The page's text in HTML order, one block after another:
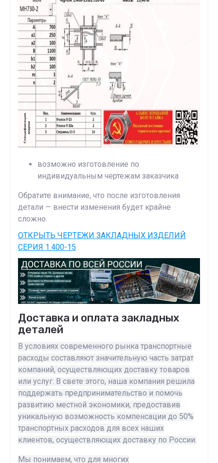
возможно изготовление по
индивидуальным чертежам заказчика
Обратите внимание, что после изготовления
детали — внести изменения будет крайне
сложно.
ОТКРЫТЬ ЧЕРТЕЖИ ЗАКЛАДНЫХ ИЗДЕЛИЙ
СЕРИЯ 1.400-15
Доставка и оплата закладных
деталей
В условиях современного рынка транспортные
расходы составляют значительную часть затрат
компаний, осуществляющих доставку товаров
или услуг. В свете этого, наша компания решила
поддержать предпринимательство и помочь
развитию местной экономики, предоставив
уникальную возможность компенсации до 50%
транспортных расходов для всех наших
клиентов, осуществляющих доставку по России.
Мы понимаем, что для многих